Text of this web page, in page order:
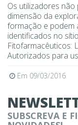
Os utilizadores
dimensão da
formação e podem
identificados no
Fitofarmacêuticos:
Autorizados para
Em 09/03/2016
SUBSCREVA E